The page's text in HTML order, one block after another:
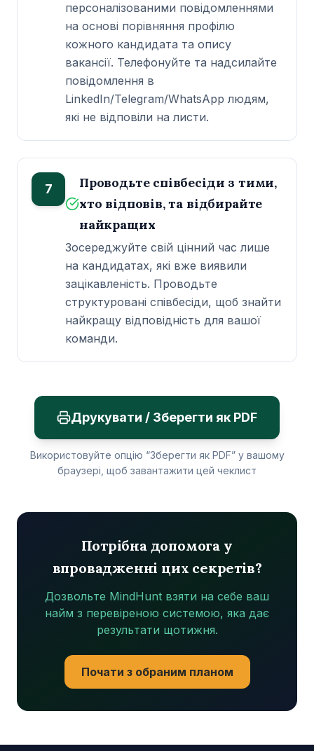
персоналізованими повідомленнями
на основі порівняння профілю
кожного кандидата та опису
вакансії. Телефонуйте та надсилайте
повідомлення в
LinkedIn/Telegram/WhatsApp людям,
які не відповіли на листи.
7
Проводьте співбесіди з тими,
хто відповів, та відбирайте
найкращих
Зосереджуйте свій цінний час лише
на кандидатах, які вже виявили
зацікавленість. Проводьте
структуровані співбесіди, щоб знайти
найкращу відповідність для вашої
команди.
Друкувати / Зберегти як PDF
Використовуйте опцію “Зберегти як PDF” у вашому
браузері, щоб завантажити цей чеклист
Потрібна допомога у
впровадженні цих секретів?
Дозвольте MindHunt взяти на себе ваш
найм з перевіреною системою, яка дає
результати щотижня.
Почати з обраним планом